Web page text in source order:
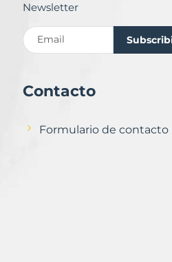
Newsletter
Contacto
Formulario de contacto